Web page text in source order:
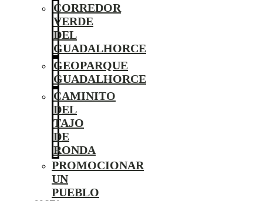
CORREDOR
VERDE
DEL
GUADALHORCE
GEOPARQUE
GUADALHORCE
CAMINITO
DEL
TAJO
DE
RONDA
PROMOCIONAR
UN
PUEBLO